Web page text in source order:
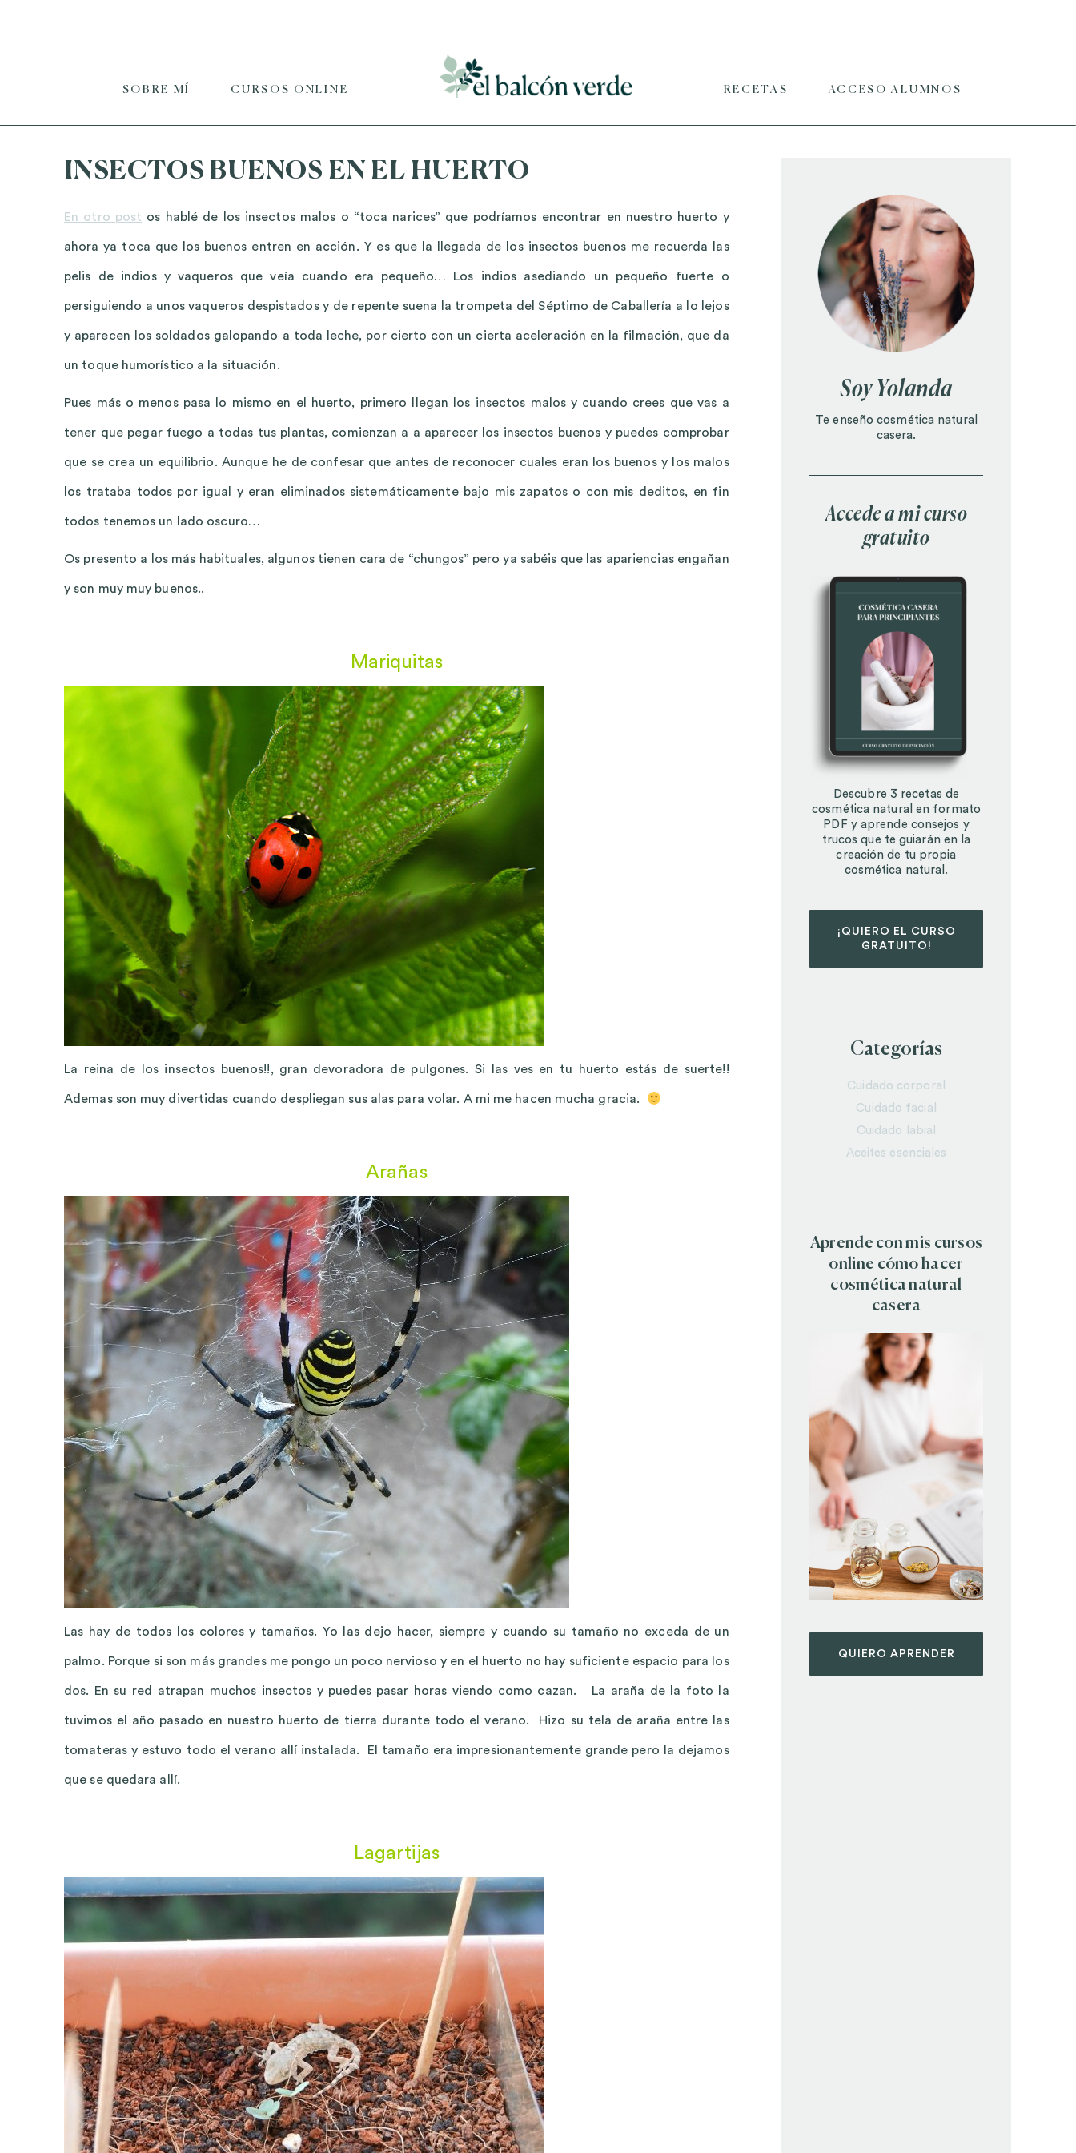
SOBRE MÍ CURSOS ONLINE RECETAS ACCESO ALUMNOS
INSECTOS BUENOS EN EL HUERTO
En otro post os hablé de los insectos malos o “toca narices” que podríamos encontrar en nuestro huerto y
ahora ya toca que los buenos entren en acción. Y es que la llegada de los insectos buenos me recuerda las
pelis de indios y vaqueros que veía cuando era pequeño… Los indios asediando un pequeño fuerte o
persiguiendo a unos vaqueros despistados y de repente suena la trompeta del Séptimo de Caballería a lo lejos
y aparecen los soldados galopando a toda leche, por cierto con un cierta aceleración en la filmación, que da
un toque humorístico a la situación.
Pues más o menos pasa lo mismo en el huerto, primero llegan los insectos malos y cuando crees que vas a
tener que pegar fuego a todas tus plantas, comienzan a a aparecer los insectos buenos y puedes comprobar
que se crea un equilibrio. Aunque he de confesar que antes de reconocer cuales eran los buenos y los malos
los trataba todos por igual y eran eliminados sistemáticamente bajo mis zapatos o con mis deditos, en fin
todos tenemos un lado oscuro…
Os presento a los más habituales, algunos tienen cara de “chungos” pero ya sabéis que las apariencias engañan
y son muy muy buenos..
Mariquitas
La reina de los insectos buenos!!, gran devoradora de pulgones. Si las ves en tu huerto estás de suerte!!
Ademas son muy divertidas cuando despliegan sus alas para volar. A mi me hacen mucha gracia.
Arañas
Las hay de todos los colores y tamaños. Yo las dejo hacer, siempre y cuando su tamaño no exceda de un
palmo. Porque si son más grandes me pongo un poco nervioso y en el huerto no hay suficiente espacio para los
dos. En su red atrapan muchos insectos y puedes pasar horas viendo como cazan. La araña de la foto la
tuvimos el año pasado en nuestro huerto de tierra durante todo el verano. Hizo su tela de araña entre las
tomateras y estuvo todo el verano allí instalada. El tamaño era impresionantemente grande pero la dejamos
que se quedara allí.
Lagartijas
Soy Yolanda
Te enseño cosmética natural
casera.
Accede a mi curso
gratuito
Descubre 3 recetas de
cosmética natural en formato
PDF y aprende consejos y
trucos que te guiarán en la
creación de tu propia
cosmética natural.
¡QUIERO EL CURSO
GRATUITO!
Categorías
Cuidado corporal
Cuidado facial
Cuidado labial
Aceites esenciales
Aprende con mis cursos
online cómo hacer
cosmética natural
casera
QUIERO APRENDER